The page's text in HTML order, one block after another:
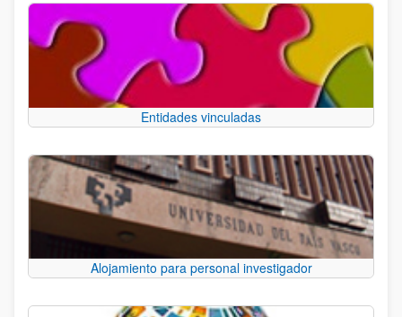
Entidades vinculadas
Alojamiento para personal investigador